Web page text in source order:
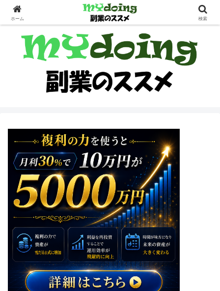
副業界隈
ホーム 検索